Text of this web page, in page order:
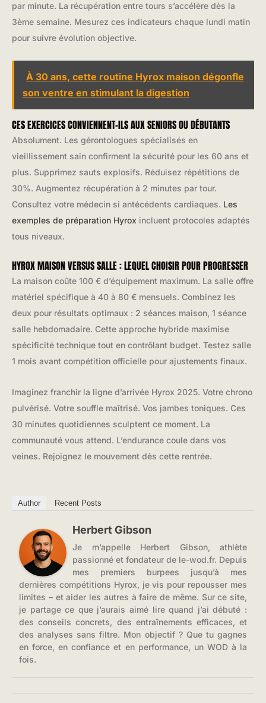
par minute. La récupération entre tours s’accélère dès la
3ème semaine. Mesurez ces indicateurs chaque lundi matin
pour suivre évolution objective.
À 30 ans, cette routine Hyrox maison dégonfle
son ventre en stimulant la digestion
CES EXERCICES CONVIENNENT-ILS AUX SENIORS OU DÉBUTANTS
Absolument. Les gérontologues spécialisés en
vieillissement sain confirment la sécurité pour les 60 ans et
plus. Supprimez sauts explosifs. Réduisez répétitions de
30%. Augmentez récupération à 2 minutes par tour.
Consultez votre médecin si antécédents cardiaques. Les
exemples de préparation Hyrox incluent protocoles adaptés
tous niveaux.
HYROX MAISON VERSUS SALLE : LEQUEL CHOISIR POUR PROGRESSER
La maison coûte 100 € d’équipement maximum. La salle offre
matériel spécifique à 40 à 80 € mensuels. Combinez les
deux pour résultats optimaux : 2 séances maison, 1 séance
salle hebdomadaire. Cette approche hybride maximise
spécificité technique tout en contrôlant budget. Testez salle
1 mois avant compétition officielle pour ajustements finaux.
Imaginez franchir la ligne d’arrivée Hyrox 2025. Votre chrono
pulvérisé. Votre souffle maîtrisé. Vos jambes toniques. Ces
30 minutes quotidiennes sculptent ce moment. La
communauté vous attend. L’endurance coule dans vos
veines. Rejoignez le mouvement dès cette rentrée.
Author Recent Posts
Herbert Gibson
Je m’appelle Herbert Gibson, athlète
passionné et fondateur de le-wod.fr. Depuis
mes premiers burpees jusqu’à mes
dernières compétitions Hyrox, je vis pour repousser mes
limites – et aider les autres à faire de même. Sur ce site,
je partage ce que j’aurais aimé lire quand j’ai débuté :
des conseils concrets, des entraînements efficaces, et
des analyses sans filtre. Mon objectif ? Que tu gagnes
en force, en confiance et en performance, un WOD à la
fois.